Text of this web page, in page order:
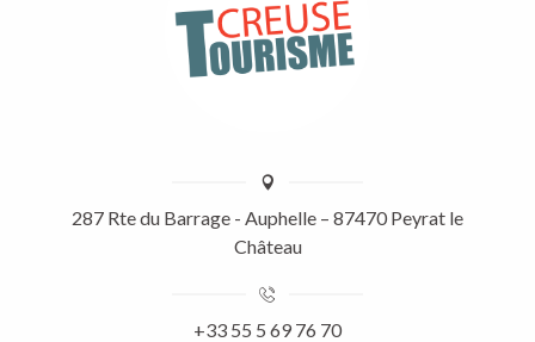
287 Rte du Barrage - Auphelle – 87470 Peyrat le
Château
+33 55 5 69 76 70